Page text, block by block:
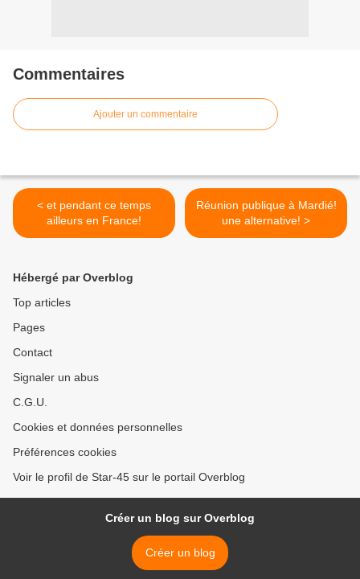
Commentaires
Ajouter un commentaire
< et pendant ce temps
ailleurs en France!
Réunion publique à Mardié!
une alternative! >
Hébergé par Overblog
Top articles
Pages
Contact
Signaler un abus
C.G.U.
Cookies et données personnelles
Préférences cookies
Voir le profil de Star-45 sur le portail Overblog
Créer un blog sur Overblog
Créer un blog